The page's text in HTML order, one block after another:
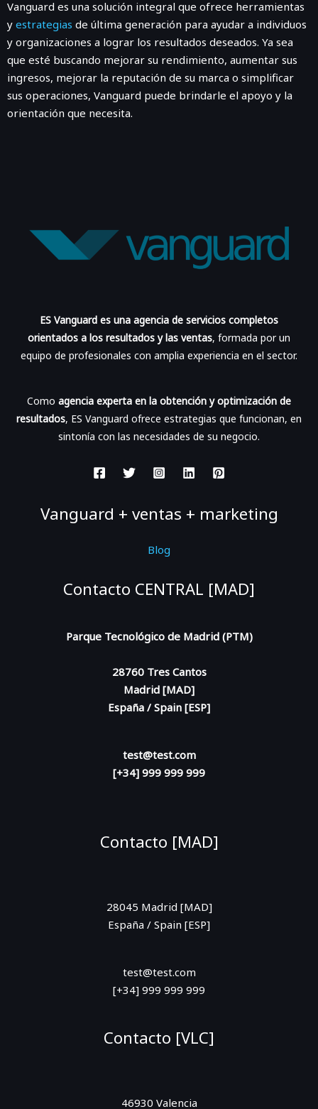
Vanguard es una solución integral que ofrece herramientas
y estrategias de última generación para ayudar a individuos
y organizaciones a lograr los resultados deseados. Ya sea
que esté buscando mejorar su rendimiento, aumentar sus
ingresos, mejorar la reputación de su marca o simplificar
sus operaciones, Vanguard puede brindarle el apoyo y la
orientación que necesita.
ES Vanguard es una agencia de servicios completos
orientados a los resultados y las ventas, formada por un
equipo de profesionales con amplia experiencia en el sector.
Como agencia experta en la obtención y optimización de
resultados, ES Vanguard ofrece estrategias que funcionan, en
sintonía con las necesidades de su negocio.
Vanguard + ventas + marketing
Blog
Contacto CENTRAL [MAD]
Parque Tecnológico de Madrid (PTM)
28760 Tres Cantos
Madrid [MAD]
España / Spain [ESP]
test@test.com
[+34] 999 999 999
Contacto [MAD]
28045 Madrid [MAD]
España / Spain [ESP]
test@test.com
[+34] 999 999 999
Contacto [VLC]
46930 Valencia